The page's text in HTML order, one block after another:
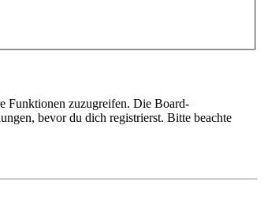
Funktionen zuzugreifen. Die Board-
bevor du dich registrierst. Bitte beachte